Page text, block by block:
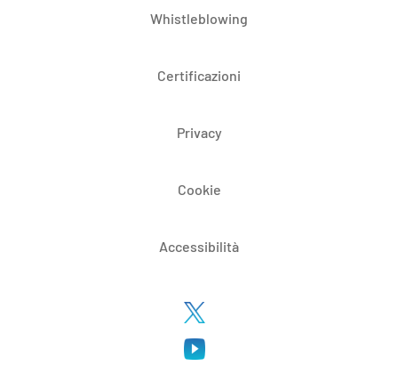
Whistleblowing
Certificazioni
Privacy
Cookie
Accessibilità